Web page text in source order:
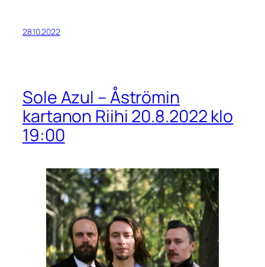
28.10.2022
Sole Azul – Åströmin
kartanon Riihi 20.8.2022 klo
19:00